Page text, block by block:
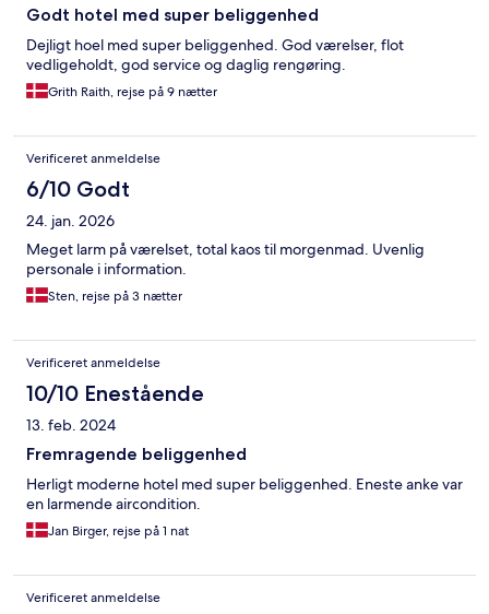
Godt hotel med super beliggenhed
Dejligt hoel med super beliggenhed. God værelser, flot
vedligeholdt, god service og daglig rengøring.
Grith Raith, rejse på 9 nætter
Verificeret anmeldelse
6/10 Godt
24. jan. 2026
Meget larm på værelset, total kaos til morgenmad. Uvenlig
personale i information.
Sten, rejse på 3 nætter
Verificeret anmeldelse
10/10 Enestående
13. feb. 2024
Fremragende beliggenhed
Herligt moderne hotel med super beliggenhed. Eneste anke var
en larmende aircondition.
Jan Birger, rejse på 1 nat
Verificeret anmeldelse